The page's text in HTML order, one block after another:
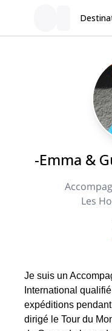
-Emma &
Les
Je suis un
International
expéditions
dirigé le Tour du